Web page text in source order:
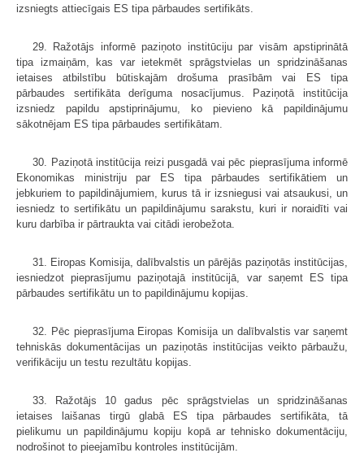
izsniegts attiecīgais ES tipa pārbaudes sertifikāts.
29. Ražotājs informē paziņoto institūciju par visām apstiprinātā
tipa izmaiņām, kas var ietekmēt sprāgstvielas un spridzināšanas
ietaises atbilstību būtiskajām drošuma prasībām vai ES tipa
pārbaudes sertifikāta derīguma nosacījumus. Paziņotā institūcija
izsniedz papildu apstiprinājumu, ko pievieno kā papildinājumu
sākotnējam ES tipa pārbaudes sertifikātam.
30. Paziņotā institūcija reizi pusgadā vai pēc pieprasījuma informē
Ekonomikas ministriju par ES tipa pārbaudes sertifikātiem un
jebkuriem to papildinājumiem, kurus tā ir izsniegusi vai atsaukusi, un
iesniedz to sertifikātu un papildinājumu sarakstu, kuri ir noraidīti vai
kuru darbība ir pārtraukta vai citādi ierobežota.
31. Eiropas Komisija, dalībvalstis un pārējās paziņotās institūcijas,
iesniedzot pieprasījumu paziņotajā institūcijā, var saņemt ES tipa
pārbaudes sertifikātu un to papildinājumu kopijas.
32. Pēc pieprasījuma Eiropas Komisija un dalībvalstis var saņemt
tehniskās dokumentācijas un paziņotās institūcijas veikto pārbaužu,
verifikāciju un testu rezultātu kopijas.
33. Ražotājs 10 gadus pēc sprāgstvielas un spridzināšanas
ietaises laišanas tirgū glabā ES tipa pārbaudes sertifikāta, tā
pielikumu un papildinājumu kopiju kopā ar tehnisko dokumentāciju,
nodrošinot to pieejamību kontroles institūcijām.